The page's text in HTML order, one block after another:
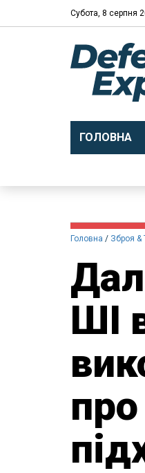
Субота, 8 серпня
ГОЛОВНА
Головна Зброя &
ШІ